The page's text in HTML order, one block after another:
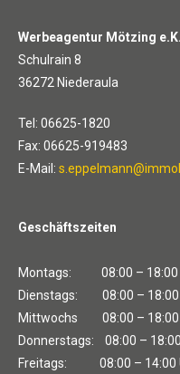
Werbeagentur Mötzing e.K.
Schulrain 8
36272 Niederaula
Tel: 06625-1820
Fax: 06625-919483
E-Mail:
Geschäftszeiten
Montags: 08:00 – 18:00
Dienstags: 08:00 – 18:00
Mittwochs 08:00 – 18:00
Donnerstags: 08:00 –
Freitags: 08:00 – 14:00